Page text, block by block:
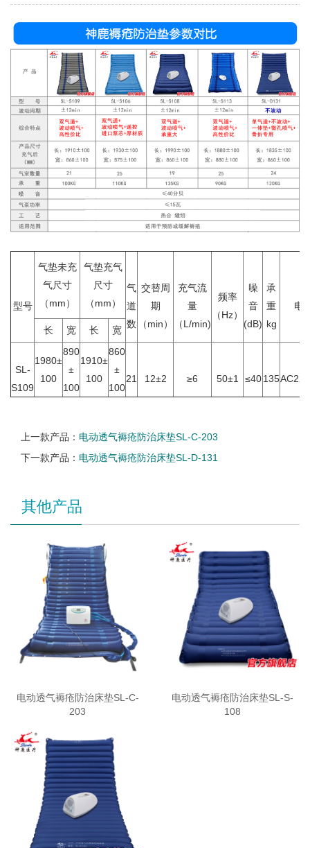
型号
气垫未充
气尺寸
（mm）
气垫充气
尺寸
（mm）
气
道
数
交替周
期
（min）
充气流
量
（L/min)
频率
（Hz）
噪
音
(dB)
承
重
kg
电
长 宽 长 宽
SL-
S109
1980±
100
890
±
100
1910±
100
860
±
100
21 12±2 ≥6 50±1 ≤40 135
上一款产品： 电动透气褥疮防治床垫SL-C-203
下一款产品： 电动透气褥疮防治床垫SL-D-131
其他产品
电动透气褥疮防治床垫SL-C-
203
电动透气褥疮防治床垫SL-S-
108